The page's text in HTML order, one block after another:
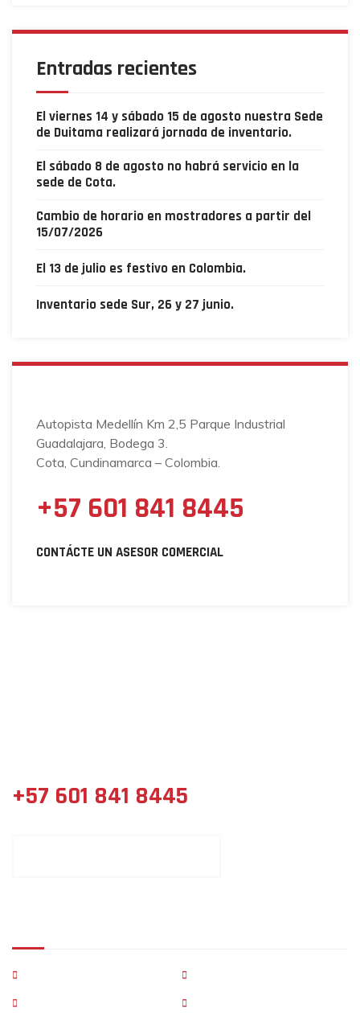
Entradas recientes
El viernes 14 y sábado 15 de agosto nuestra Sede
de Duitama realizará jornada de inventario.
El sábado 8 de agosto no habrá servicio en la
sede de Cota.
Cambio de horario en mostradores a partir del
15/07/2026
El 13 de julio es festivo en Colombia.
Inventario sede Sur, 26 y 27 junio.
Autopista Medellín Km 2,5 Parque Industrial
Guadalajara, Bodega 3.
Cota, Cundinamarca – Colombia.
+57 601 841 8445
CONTÁCTE UN ASESOR COMERCIAL
+57 601 841 8445